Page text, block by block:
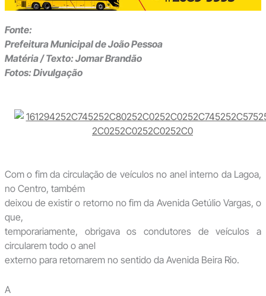
Fonte:
Prefeitura Municipal de João Pessoa
Matéria / Texto: Jomar Brandão
Fotos: Divulgação
Com o fim da circulação de veículos no anel interno da Lagoa,
no Centro, também
deixou de existir o retorno no fim da Avenida Getúlio Vargas, o
que,
temporariamente, obrigava os condutores de veículos a
circularem todo o anel
externo para retornarem no sentido da Avenida Beira Rio.
A